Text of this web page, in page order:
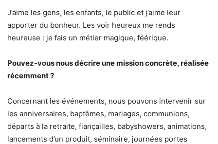
J’aime les gens, les enfants, le public et j’aime leur
apporter du bonheur. Les voir heureux me rends
heureuse : je fais un métier magique, féérique.
Pouvez-vous nous décrire une mission concrète, réalisée
récemment ?
Concernant les événements, nous pouvons intervenir sur
les anniversaires, baptêmes, mariages, communions,
départs à la retraite, fiançailles, babyshowers, animations,
lancements d’un produit, séminaire, journées portes